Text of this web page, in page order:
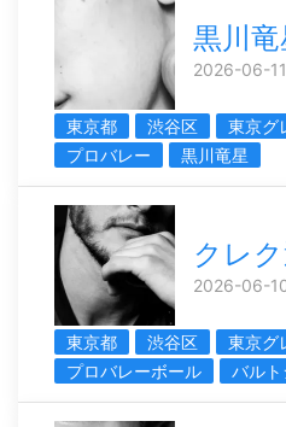
黒川
2026-06-
東京都 渋谷区
東京グ
プロバレー
黒川竜星
クレ
2026-06-
東京都 渋谷区
東京グ
プロバレーボール
バルト